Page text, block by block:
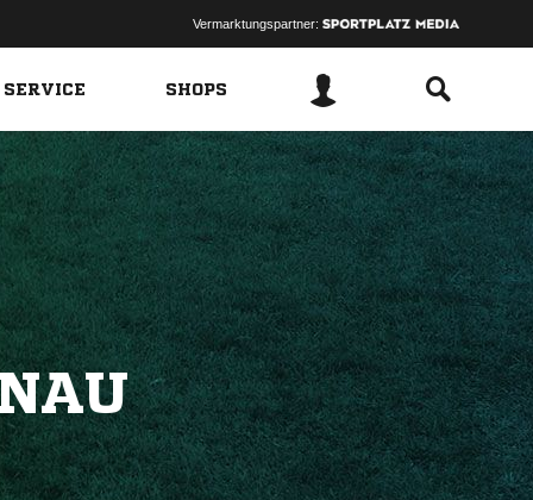
Vermarktungspartner:
SHOPS